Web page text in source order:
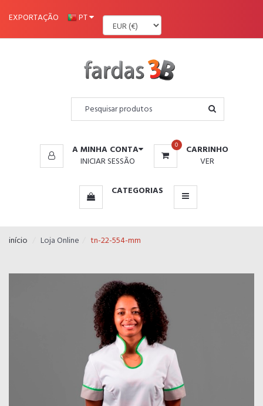
EXPORTAÇÃO PT
A MINHA CONTA
INICIAR SESSÃO
0
CARRINHO
VER
CATEGORIAS
MENU
início Loja Online tn-22-554-mm